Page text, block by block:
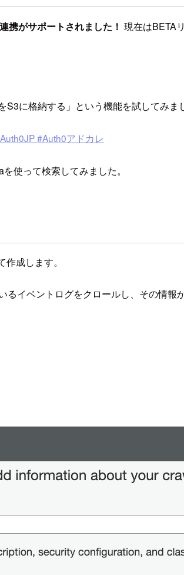
携がサポートされました！ 現在はBETA
に格納する」という機能を試してみま
#Auth0アドカレ
使って検索してみました。
成します。
るイベントログをクロールし、その情